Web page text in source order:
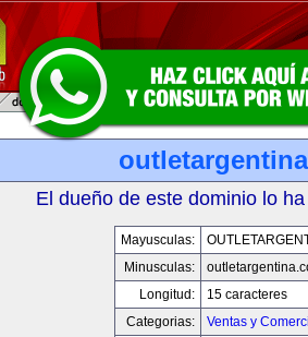
El dueño de este dominio lo
Mayusculas:
Minusculas:
Longitud:
15 caracteres
Categorias:
Ventas y